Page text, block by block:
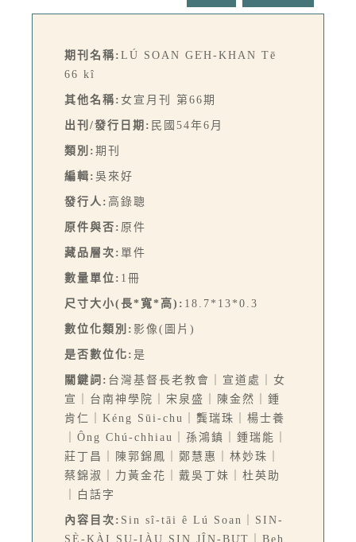
期刊名稱: LÚ SOAN GE̍H-KHAN Tē
66 kî
其他名稱: 女宣月刊 第66期
出刊/發行日期: 民國54年6月
類別: 期刊
編輯: 吳來好
發行人: 高錄聰
原件與否: 原件
藏品層次: 單件
數量單位: 1冊
尺寸大小(長*寬*高): 18.7*13*0.3
數位化類別: 影像(圖片)
是否數位化: 是
關鍵詞: 台灣基督長老教會｜宣道處｜女
宣｜台南神學院｜宋泉盛｜陳金然｜鍾
肯仁｜Kéng Sūi-chu｜龔瑞珠｜楊士養
｜Ông Chú-chhiau｜孫鴻鎮｜鍾瑞能｜
莊丁昌｜陳郭錦鳳｜鄭慧惠｜林妙珠｜
蔡錦淑｜力黃金花｜戴吳丁妹｜杜英助
｜白話字
內容目次: Sin sî-tāi ê Lú Soan｜SIN-
SÈ-KÀI SU-IÀU SIN JÎN-BU̍T｜Beh